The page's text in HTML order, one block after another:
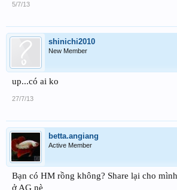
5/7/13
shinichi2010
New Member
up...có ai ko
27/7/13
betta.angiang
Active Member
Bạn có HM rồng không? Share lại cho
ở AG nè